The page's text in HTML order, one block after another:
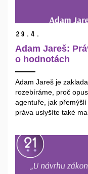
29. 4.
Adam Jareš:
o hodnotách
Adam Jareš je
rozebíráme, proč
agentuře, jak
práva uslyšíte také